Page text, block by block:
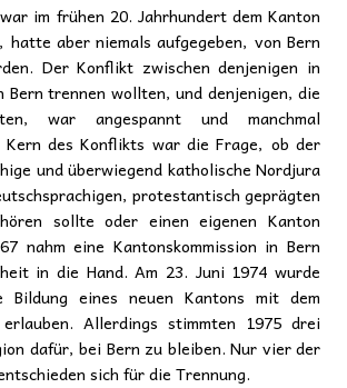
im frühen 20. Jahrhundert dem Kanton
hatte aber niemals aufgegeben, von Bern
Der Konflikt zwischen denjenigen in
Bern trennen wollten, und denjenigen, die
war angespannt und manchmal
des Konflikts war die Frage, ob der
und überwiegend katholische Nordjura
protestantisch geprägten
sollte oder einen eigenen Kanton
nahm eine Kantonskommission in Bern
in die Hand. Am 23. Juni 1974 wurde
Bildung eines neuen Kantons mit dem
Allerdings stimmten 1975 drei
dafür, bei Bern zu bleiben. Nur vier der
sich für die Trennung.